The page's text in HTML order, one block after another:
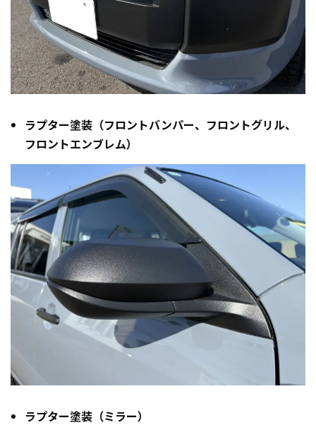
ラプター塗装（フロントバンパー、フロントグリル、
フロントエンブレム）
ラプター塗装（ミラー）